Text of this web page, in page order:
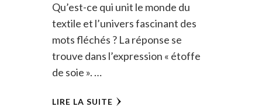
Qu’est-ce qui unit le monde du
textile et l’univers fascinant des
mots fléchés ? La réponse se
trouve dans l’expression « étoffe
de soie ». …
LIRE LA SUITE